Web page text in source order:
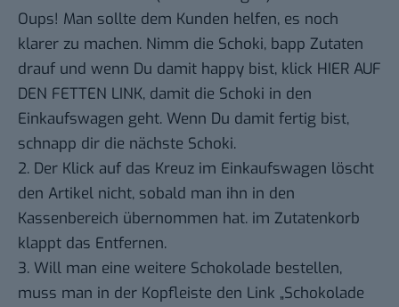
Oups! Man sollte dem Kunden helfen, es noch
klarer zu machen. Nimm die Schoki, bapp Zutaten
drauf und wenn Du damit happy bist, klick HIER AUF
DEN FETTEN LINK, damit die Schoki in den
Einkaufswagen geht. Wenn Du damit fertig bist,
schnapp dir die nächste Schoki.
2. Der Klick auf das Kreuz im Einkaufswagen löscht
den Artikel nicht, sobald man ihn in den
Kassenbereich übernommen hat. im Zutatenkorb
klappt das Entfernen.
3. Will man eine weitere Schokolade bestellen,
muss man in der Kopfleiste den Link „Schokolade